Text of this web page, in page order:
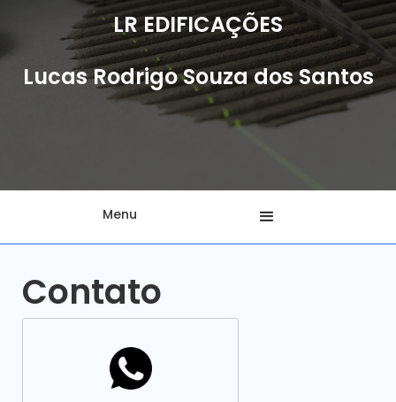
LR EDIFICAÇÕES
Lucas Rodrigo Souza dos Santos
Menu
Contato